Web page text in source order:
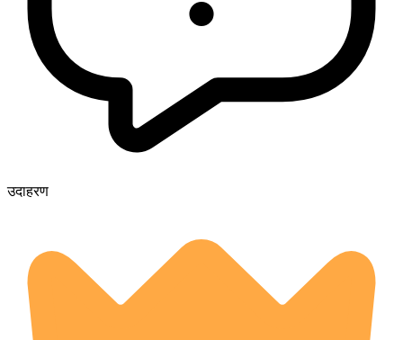
उदाहरण